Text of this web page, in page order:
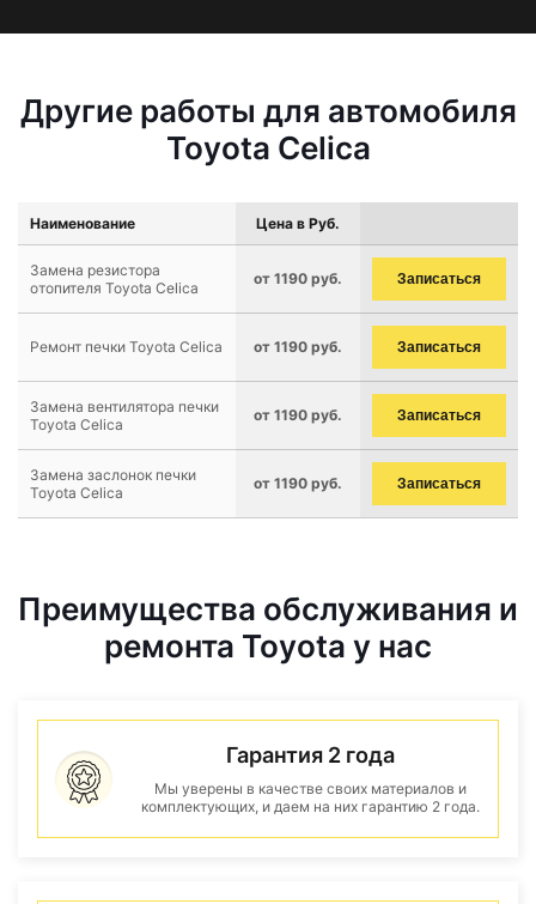
Другие работы для автомобиля
Toyota Celica
Наименование Цена в Руб.
Замена резистора
отопителя Toyota Celica
от 1190 руб. Записаться
Ремонт печки Toyota Celica от 1190 руб. Записаться
Замена вентилятора печки
Toyota Celica
от 1190 руб. Записаться
Замена заслонок печки
Toyota Celica
от 1190 руб. Записаться
Преимущества обслуживания и
ремонта Toyota у нас
Гарантия 2 года
Мы уверены в качестве своих материалов и
комплектующих, и даем на них гарантию 2 года.